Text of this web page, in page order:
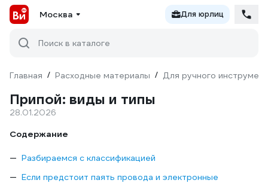
Москва Для юрлиц
Поиск в каталоге
Главная / Расходные материалы / Для ручного
Припой: виды и типы
28.01.2026
Содержание
Разбираемся с классификацией
Если предстоит паять провода и электронные